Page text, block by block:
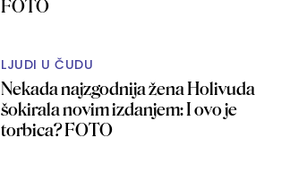
FOTO
LJUDI U ČUDU
Nekada najzgodnija žena Holivuda
šokirala novim izdanjem: I ovo je
torbica? FOTO